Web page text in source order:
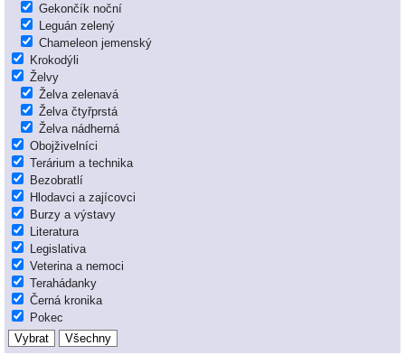
Gekončík noční
Leguán zelený
Chameleon jemenský
Krokodýli
Želvy
Želva zelenavá
Želva čtyřprstá
Želva nádherná
Obojživelníci
Terárium a technika
Bezobratlí
Hlodavci a zajícovci
Burzy a výstavy
Literatura
Legislativa
Veterina a nemoci
Terahádanky
Černá kronika
Pokec